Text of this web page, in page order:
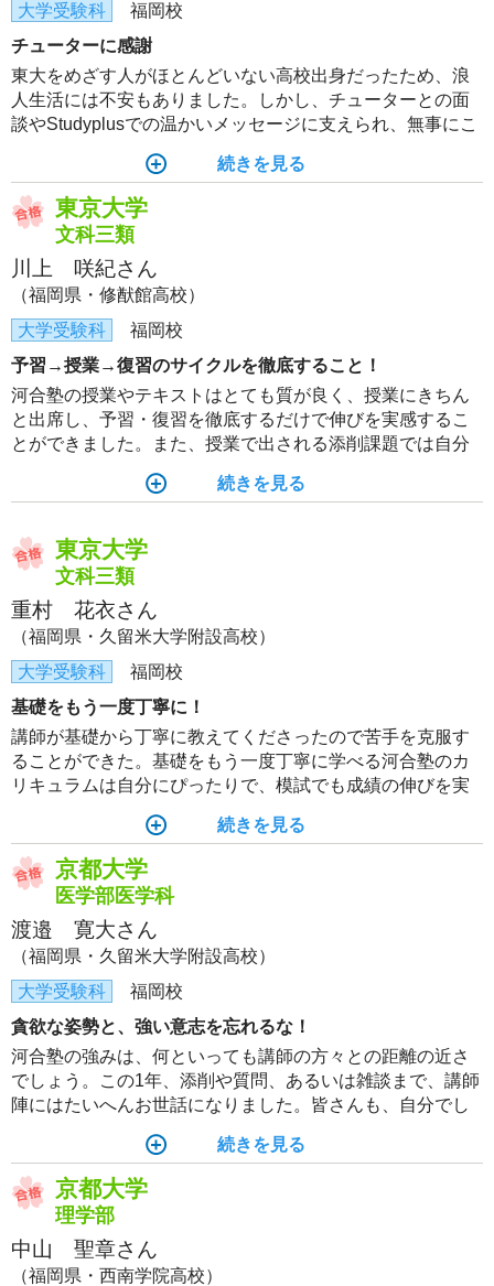
大学受験科
福岡校
チューターに感謝
東大をめざす人がほとんどいない高校出身だったため、浪
人生活には不安もありました。しかし、チューターとの面
談やStudyplusでの温かいメッセージに支えられ、無事にこ
続きを見る
東京大学
文科三類
川上 咲紀さん
（福岡県・修猷館高校）
大学受験科
福岡校
予習→授業→復習のサイクルを徹底すること！
河合塾の授業やテキストはとても質が良く、授業にきちん
と出席し、予習・復習を徹底するだけで伸びを実感するこ
とができました。また、授業で出される添削課題では自分
続きを見る
東京大学
文科三類
重村 花衣さん
（福岡県・久留米大学附設高校）
大学受験科
福岡校
基礎をもう一度丁寧に！
講師が基礎から丁寧に教えてくださったので苦手を克服す
ることができた。基礎をもう一度丁寧に学べる河合塾のカ
リキュラムは自分にぴったりで、模試でも成績の伸びを実
続きを見る
京都大学
医学部医学科
渡邉 寛大さん
（福岡県・久留米大学附設高校）
大学受験科
福岡校
貪欲な姿勢と、強い意志を忘れるな！
河合塾の強みは、何といっても講師の方々との距離の近さ
でしょう。この1年、添削や質問、あるいは雑談まで、講師
陣にはたいへんお世話になりました。皆さんも、自分でし
に向かって意志を貫き通し、突き進んでください！
続きを見る
京都大学
理学部
中山 聖章さん
（福岡県・西南学院高校）